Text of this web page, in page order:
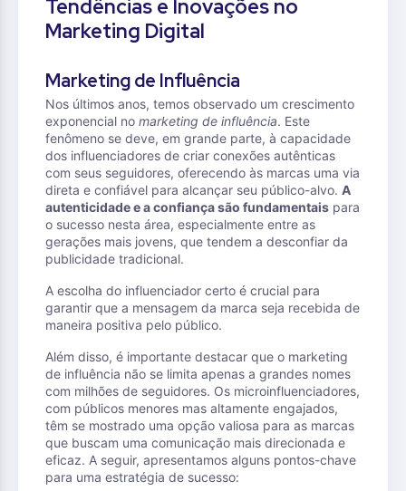
Tendências e Inovações no
Marketing Digital
Marketing de Influência
Nos últimos anos, temos observado um crescimento
exponencial no marketing de influência. Este
fenômeno se deve, em grande parte, à capacidade
dos influenciadores de criar conexões autênticas
com seus seguidores, oferecendo às marcas uma via
direta e confiável para alcançar seu público-alvo. A
autenticidade e a confiança são fundamentais para
o sucesso nesta área, especialmente entre as
gerações mais jovens, que tendem a desconfiar da
publicidade tradicional.
A escolha do influenciador certo é crucial para
garantir que a mensagem da marca seja recebida de
maneira positiva pelo público.
Além disso, é importante destacar que o marketing
de influência não se limita apenas a grandes nomes
com milhões de seguidores. Os microinfluenciadores,
com públicos menores mas altamente engajados,
têm se mostrado uma opção valiosa para as marcas
que buscam uma comunicação mais direcionada e
eficaz. A seguir, apresentamos alguns pontos-chave
para uma estratégia de sucesso: